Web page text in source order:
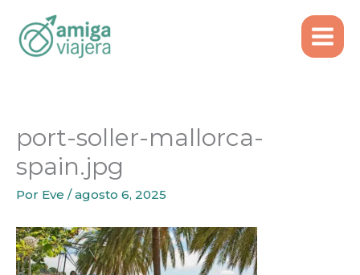
contenido
Guía completa para viajar a Mallorca
port-soller-mallorca-spain.jpg
port-soller-mallorca-
spain.jpg
Por Eve /agosto 6, 2025